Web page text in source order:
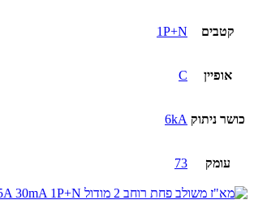
קטבים 1P+N
אופיין C
כושר ניתוק 6kA
עומק 73